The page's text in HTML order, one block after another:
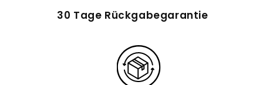
30 Tage Rückgabegarantie